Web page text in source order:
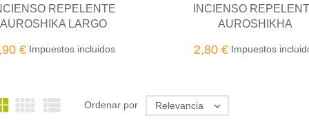
REPELENTE
AUROSHIKA LARGO
€ Impuestos incluidos
INCIENSO
AUROSHIKHA
2,80 €Impuestos
  Ordenar por Relevancia 